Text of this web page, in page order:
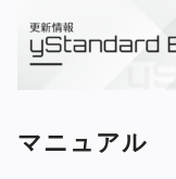
マニュアル